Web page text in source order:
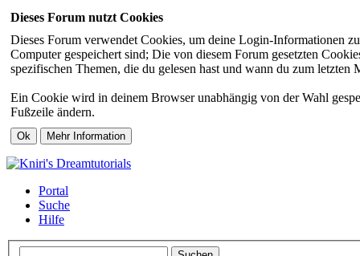
Dieses Forum nutzt Cookies
Dieses Forum verwendet Cookies, um deine Login-Informationen
Computer gespeichert sind; Die von diesem Forum gesetzten
spezifischen Themen, die du gelesen hast und wann du zum letzten
Ein Cookie wird in deinem Browser unabhängig von der Wahl
Fußzeile ändern.
Portal
Suche
Hilfe